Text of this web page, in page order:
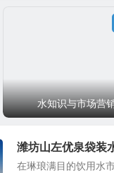
水知识与市场营
潍坊山左优泉袋装
在琳琅满目的饮用水